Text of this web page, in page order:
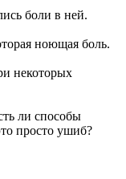
боли в ней.
ноющая боль.
некоторых
ли способы
просто ушиб?